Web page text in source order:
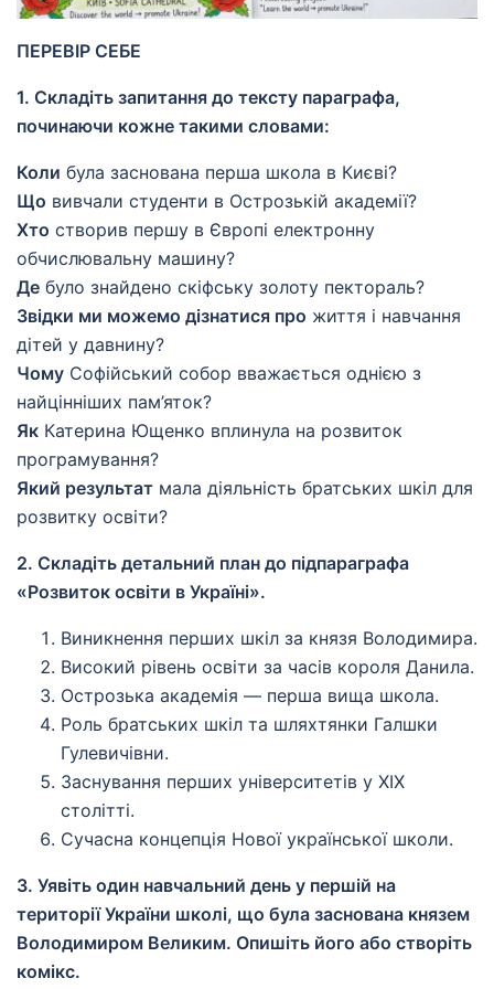
ПЕРЕВІР СЕБЕ
1. Складіть запитання до тексту параграфа,
починаючи кожне такими словами:
Коли була заснована перша школа в Києві?
Що вивчали студенти в Острозькій академії?
Хто створив першу в Європі електронну
обчислювальну машину?
Де було знайдено скіфську золоту пектораль?
Звідки ми можемо дізнатися про життя і навчання
дітей у давнину?
Чому Софійський собор вважається однією з
найцінніших пам’яток?
Як Катерина Ющенко вплинула на розвиток
програмування?
Який результат мала діяльність братських шкіл для
розвитку освіти?
2. Складіть детальний план до підпараграфа
«Розвиток освіти в Україні».
Виникнення перших шкіл за князя Володимира.
Високий рівень освіти за часів короля Данила.
Острозька академія — перша вища школа.
Роль братських шкіл та шляхтянки Галшки
Гулевичівни.
Заснування перших університетів у XIX
столітті.
Сучасна концепція Нової української школи.
3. Уявіть один навчальний день у першій на
території України школі, що була заснована князем
Володимиром Великим. Опишіть його або створіть
комікс.